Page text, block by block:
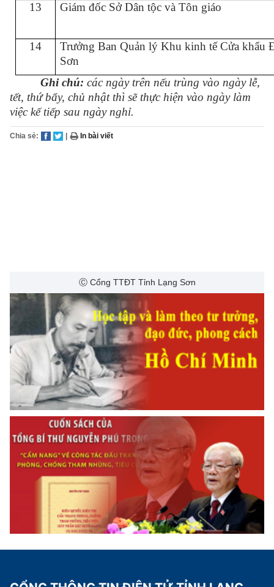
13 Giám đốc Sở Dân tộc và Tôn giáo
14
Trưởng Ban Quản lý Khu kinh tế Cửa khẩu
Sơn
Ghi chú: các ngày trên nếu trùng vào ngày lễ,
tết, thứ bẩy, chủ nhật thì sẽ thực hiện vào ngày làm
việc kế tiếp sau ngày nghỉ.
Chia sẻ: In bài viết
Ⓒ Cổng TTĐT Tỉnh Lạng Sơn